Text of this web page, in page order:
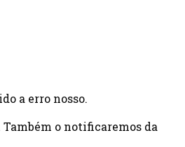
a erro nosso.
o notificaremos da